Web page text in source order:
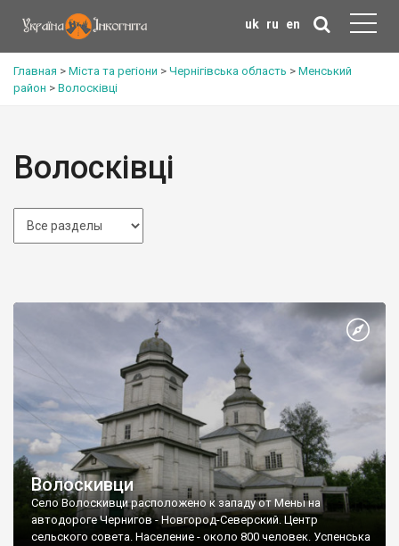
uk ru en
Главная > Міста та регіони > Чернігівська область > Менський
район > Волосківці
Волосківці
Волоскивци
Село Волоскивци расположено к западу от Мены на
автодороге Чернигов - Новгород-Северский. Центр
сельского совета. Население - около 800 человек. Успенська